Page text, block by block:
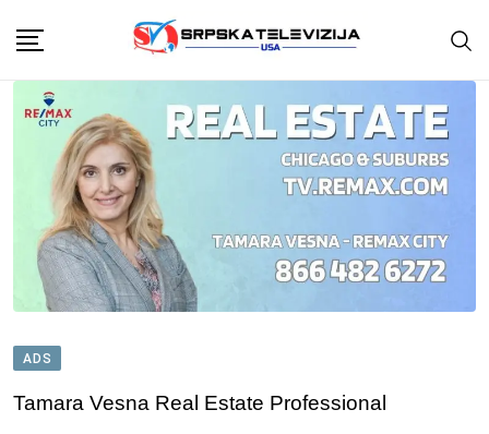
content
ADS
Tamara Vesna Real Estate Professional